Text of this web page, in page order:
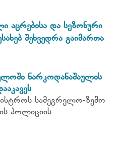
აცრებისა და სეზონური
შეხვედრა გაიმართა
ნარკოდანაშაულის
სამეგრელო-ზემო
პოლიციის